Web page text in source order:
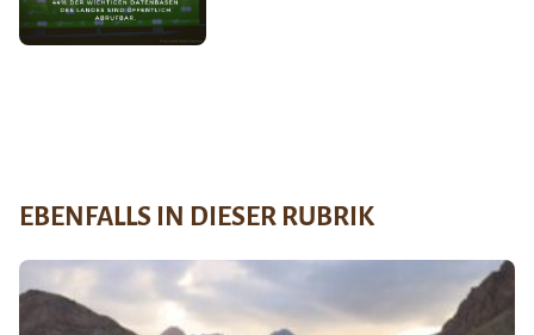
EBENFALLS IN DIESER RUBRIK